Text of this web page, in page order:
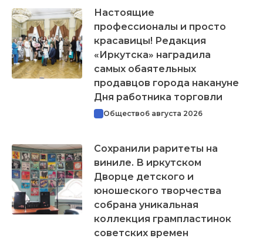
Настоящие
профессионалы и просто
красавицы! Редакция
«Иркутска» наградила
самых обаятельных
продавцов города накануне
Дня работника торговли
Общество6 августа 2026
Сохранили раритеты на
виниле. В иркутском
Дворце детского и
юношеского творчества
собрана уникальная
коллекция грампластинок
советских времен